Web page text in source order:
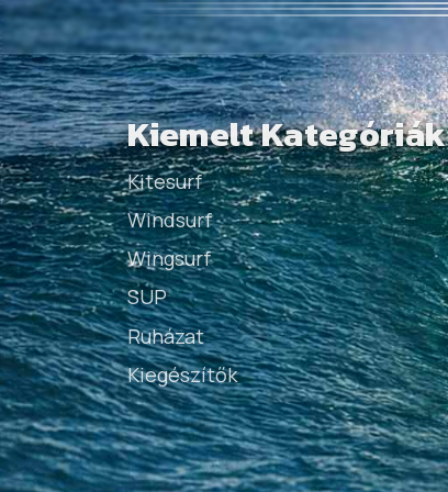
Kiemelt Kategóriák
Kitesurf
Windsurf
Wingsurf
SUP
Ruházat
Kiegészítők